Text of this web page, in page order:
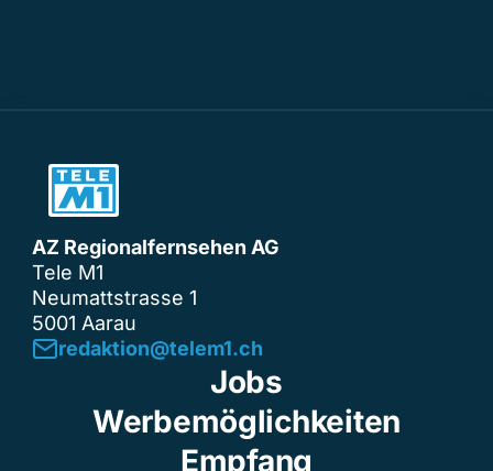
AZ Regionalfernsehen AG
Tele M1
Neumattstrasse 1
5001 Aarau
redaktion@telem1.ch
Jobs
Werbemöglichkeiten
Empfang